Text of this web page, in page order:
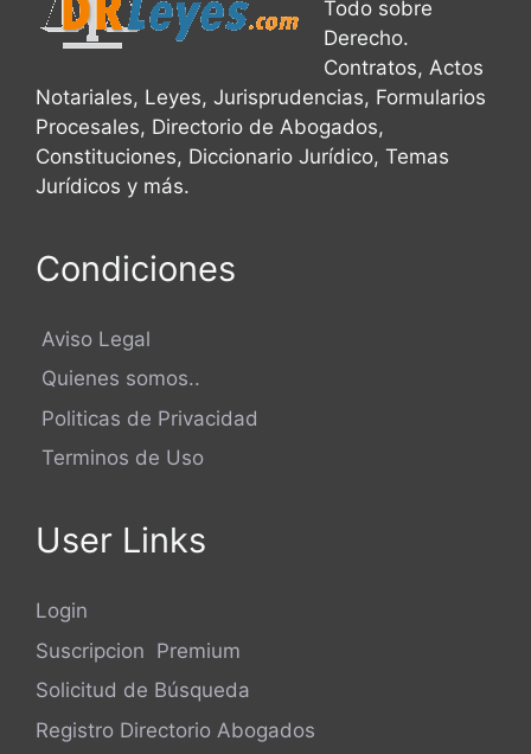
Todo sobre
Derecho.
Contratos, Actos
Notariales, Leyes, Jurisprudencias, Formularios
Procesales, Directorio de Abogados,
Constituciones, Diccionario Jurídico, Temas
Jurídicos y más.
Condiciones
Aviso Legal
Quienes somos..
Politicas de Privacidad
Terminos de Uso
User Links
Login
Suscripcion Premium
Solicitud de Búsqueda
Registro Directorio Abogados